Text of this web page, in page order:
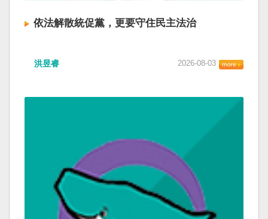
依法解散統促黨，更要守住民主法治
洪昱睿 2026-08-03